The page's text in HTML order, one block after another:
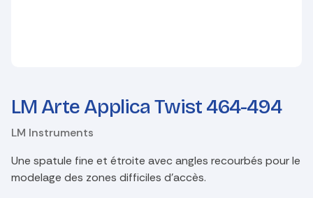
LM Arte Applica Twist 464-494
LM Instruments
Une spatule fine et étroite avec angles recourbés pour le
modelage des zones difficiles d'accès.